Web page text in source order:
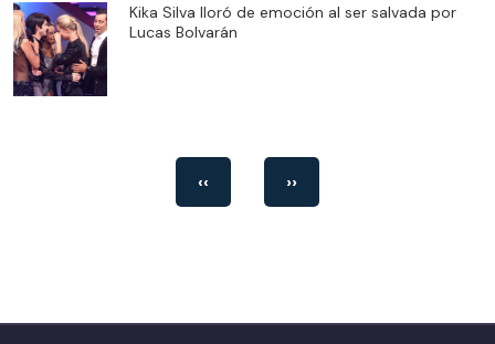
Kika Silva lloró de emoción al ser salvada por
Lucas Bolvarán
‹‹ ››